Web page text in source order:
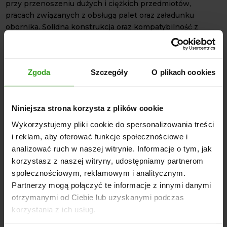
Zgoda Szczegóły O plikach cookies
Niniejsza strona korzysta z plików cookie
Wykorzystujemy pliki cookie do spersonalizowania treści
i reklam, aby oferować funkcje społecznościowe i
analizować ruch w naszej witrynie. Informacje o tym, jak
korzystasz z naszej witryny, udostępniamy partnerom
społecznościowym, reklamowym i analitycznym.
Partnerzy mogą połączyć te informacje z innymi danymi
otrzymanymi od Ciebie lub uzyskanymi podczas
korzystania z ich usług.
przy przenoszeniu dużych i ciężkich przedmiotów,
pracach związanych z obsługą palet oraz załadunku
obornika. Solidna konstrukcja oraz kompatybilność z
różnorodnym osprzętem sprawiają, że jest to inwestycja,
V-700?
wysokość podnoszenia powyżej 3 m.
funkcję pływającą,
kompletny wysięgnik wyposażony w 4 siłowniki,
siłowniki wznoszące dwustronnego działania,
sterowanie ładowacza za pomocą joysticka,
euroramka,
przewody hydrauliczne poprowadzone wewnątrz ramy,
konstrukcja wsporcza.